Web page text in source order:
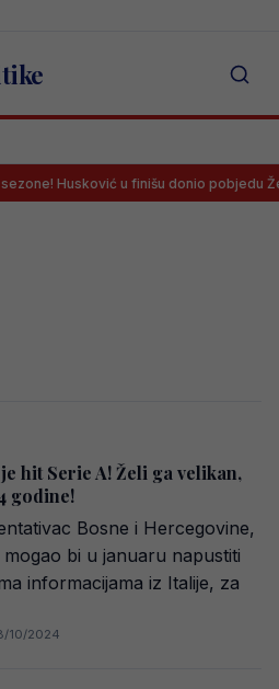
Husković u finišu donio pobjedu
hit Serie A! Želi ga velikan,
godine!
Bosne i Hercegovine,
bi u januaru napustiti
informacijama iz Italije, za
10/2024